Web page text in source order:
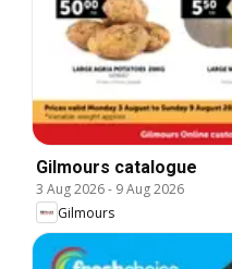
Gilmours catalogue
3 Aug 2026- 9 Aug 2026
Gilmours